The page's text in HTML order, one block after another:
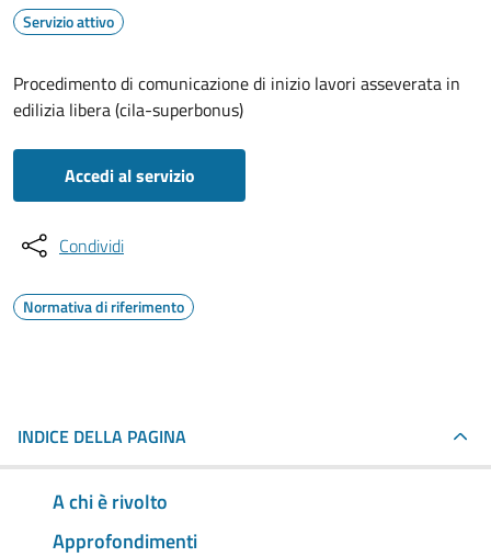
Servizio attivo
Procedimento di comunicazione di inizio lavori asseverata in
edilizia libera (cila-superbonus)
Accedi al servizio
Condividi
Normativa di riferimento
INDICE DELLA PAGINA
A chi è rivolto
Approfondimenti